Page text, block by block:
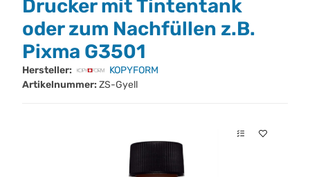
Drucker mit Tintentank
oder zum Nachfüllen z.B.
Pixma G3501
Hersteller:
KOPYFORM
Artikelnummer: ZS-Gyell